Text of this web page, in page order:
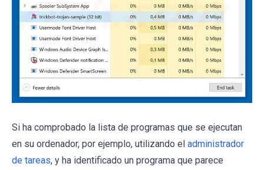
Si ha comprobado la lista de programas que se ejecutan
en su ordenador, por ejemplo, utilizando el administrador
de tareas, y ha identificado un programa que parece